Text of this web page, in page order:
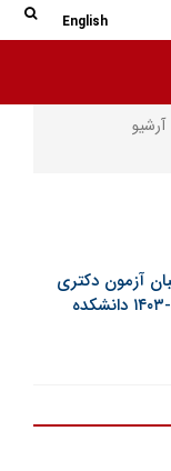
English
آرشیو
آزمون دکتری
نیمه متمرکز سال ۱۴۰۴-۱۴۰۳ دانشکده